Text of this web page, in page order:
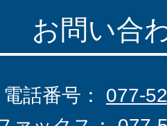
お問い合
電話番号： 077-